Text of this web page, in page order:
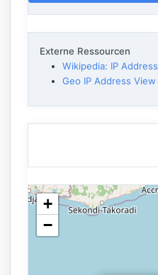
Externe Ressourcen
Wikipedia: IP Address
Geo IP Address View
+
−